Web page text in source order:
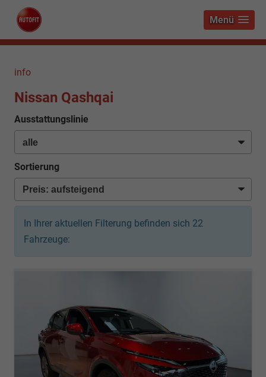
Menü
info
Nissan Qashqai
Ausstattungslinie
Sortierung
In Ihrer aktuellen Filterung befinden sich 22
Fahrzeuge: